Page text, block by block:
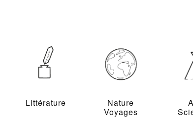
Littérature
Nature
Voyages